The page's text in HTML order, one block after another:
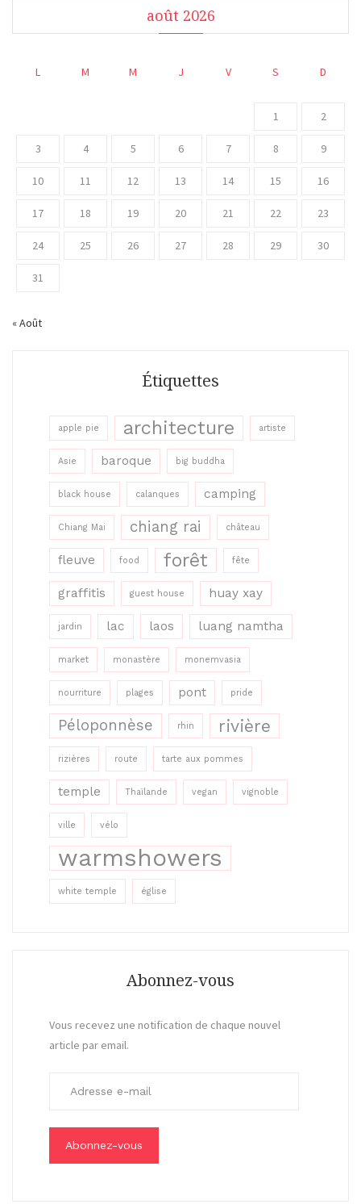
août 2026
L M M J V S D
1 2
3 4 5 6 7 8 9
10 11 12 13 14 15 16
17 18 19 20 21 22 23
24 25 26 27 28 29 30
31
« Août
Étiquettes
apple pie architecture artiste
Asie baroque big buddha
black house calanques camping
Chiang Mai chiang rai château
fleuve food forêt fête
graffitis guest house huay xay
jardin lac laos luang namtha
market monastère monemvasia
nourriture plages pont pride
Péloponnèse rhin rivière
rizières route tarte aux pommes
temple Thaïlande vegan vignoble
ville vélo
warmshowers
white temple église
Abonnez-vous
Vous recevez une notification de chaque nouvel
article par email.
s